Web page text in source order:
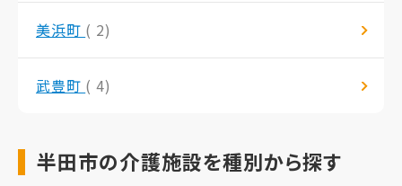
美浜町 ( 2)
武豊町 ( 4)
半田市の介護施設を種別から探す